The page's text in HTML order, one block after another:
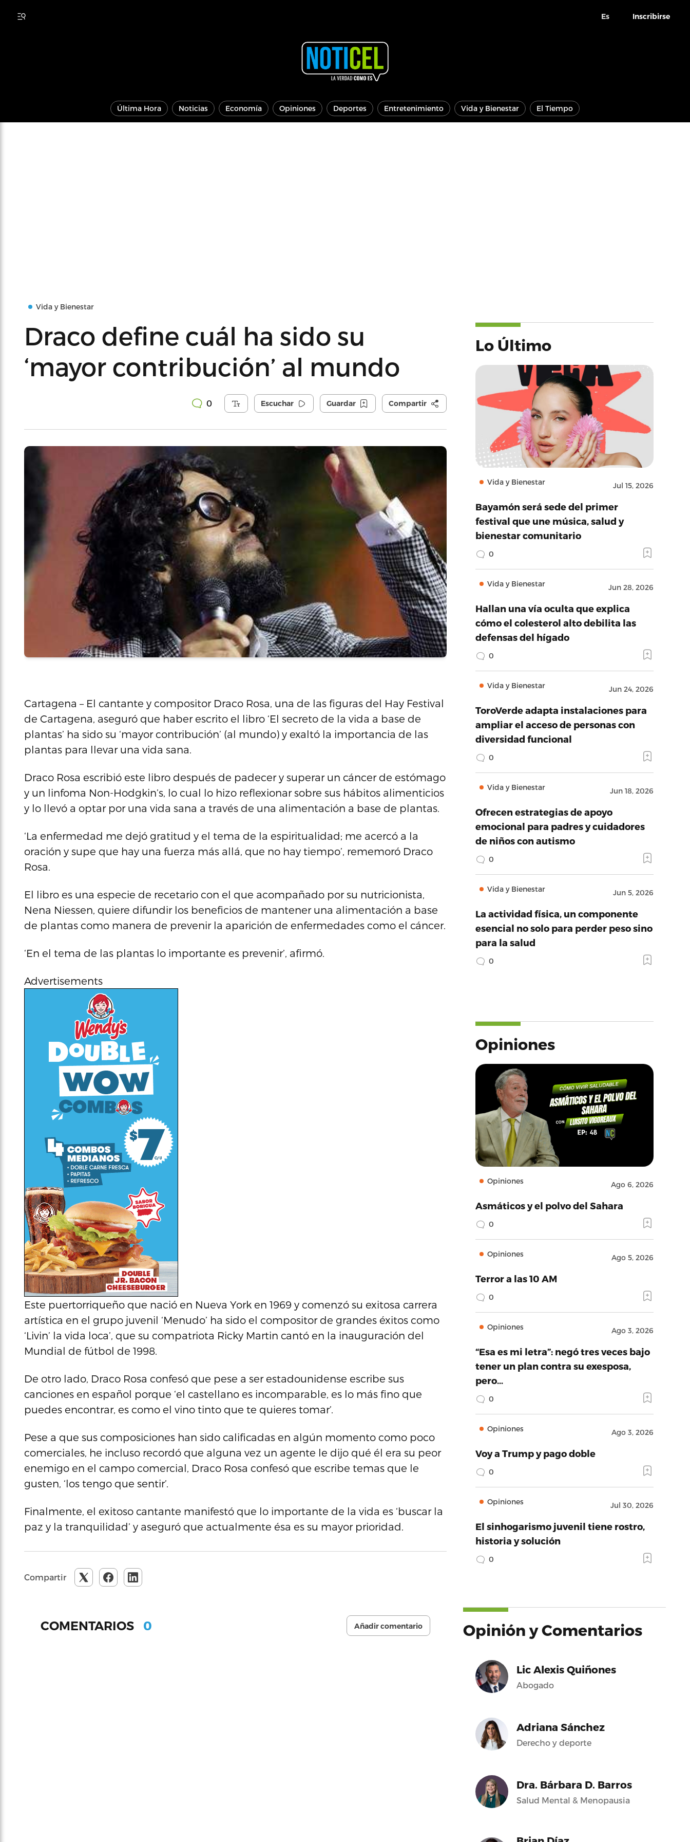
Es Inscribirse
Última Hora Noticias Economía Opiniones Deportes Entretenimiento Vida y Bienestar El Tiempo
Vida y Bienestar
Draco define cuál ha sido su
‘mayor contribución’ al mundo
0 Escuchar Guardar Compartir
Cartagena – El cantante y compositor Draco Rosa, una de las figuras del Hay Festival
de Cartagena, aseguró que haber escrito el libro ‘El secreto de la vida a base de
plantas’ ha sido su ‘mayor contribución’ (al mundo) y exaltó la importancia de las
plantas para llevar una vida sana.
Draco Rosa escribió este libro después de padecer y superar un cáncer de estómago
y un linfoma Non-Hodgkin’s, lo cual lo hizo reflexionar sobre sus hábitos alimenticios
y lo llevó a optar por una vida sana a través de una alimentación a base de plantas.
‘La enfermedad me dejó gratitud y el tema de la espiritualidad; me acercó a la
oración y supe que hay una fuerza más allá, que no hay tiempo’, rememoró Draco
Rosa.
El libro es una especie de recetario con el que acompañado por su nutricionista,
Nena Niessen, quiere difundir los beneficios de mantener una alimentación a base
de plantas como manera de prevenir la aparición de enfermedades como el cáncer.
‘En el tema de las plantas lo importante es prevenir’, afirmó.
Advertisements
Este puertorriqueño que nació en Nueva York en 1969 y comenzó su exitosa carrera
artística en el grupo juvenil ‘Menudo’ ha sido el compositor de grandes éxitos como
‘Livin’ la vida loca’, que su compatriota Ricky Martin cantó en la inauguración del
Mundial de fútbol de 1998.
De otro lado, Draco Rosa confesó que pese a ser estadounidense escribe sus
canciones en español porque ‘el castellano es incomparable, es lo más fino que
puedes encontrar, es como el vino tinto que te quieres tomar’.
Pese a que sus composiciones han sido calificadas en algún momento como poco
comerciales, he incluso recordó que alguna vez un agente le dijo qué él era su peor
enemigo en el campo comercial, Draco Rosa confesó que escribe temas que le
gusten, ‘los tengo que sentir’.
Finalmente, el exitoso cantante manifestó que lo importante de la vida es ‘buscar la
paz y la tranquilidad’ y aseguró que actualmente ésa es su mayor prioridad.
Compartir
COMENTARIOS 0 Añadir comentario
Lo Último
Vida y Bienestar Jul 15, 2026
Bayamón será sede del primer
festival que une música, salud y
bienestar comunitario
0
Vida y Bienestar Jun 28, 2026
Hallan una vía oculta que explica
cómo el colesterol alto debilita las
defensas del hígado
0
Vida y Bienestar Jun 24, 2026
ToroVerde adapta instalaciones para
ampliar el acceso de personas con
diversidad funcional
0
Vida y Bienestar Jun 18, 2026
Ofrecen estrategias de apoyo
emocional para padres y cuidadores
de niños con autismo
0
Vida y Bienestar Jun 5, 2026
La actividad física, un componente
esencial no solo para perder peso sino
para la salud
0
Opiniones
Opiniones Ago 6, 2026
Asmáticos y el polvo del Sahara
0
Opiniones Ago 5, 2026
Terror a las 10 AM
0
Opiniones Ago 3, 2026
“Esa es mi letra”: negó tres veces bajo
tener un plan contra su exesposa,
pero…
0
Opiniones Ago 3, 2026
Voy a Trump y pago doble
0
Opiniones Jul 30, 2026
El sinhogarismo juvenil tiene rostro,
historia y solución
0
Opinión y Comentarios
Lic Alexis Quiñones
Abogado
Adriana Sánchez
Derecho y deporte
Dra. Bárbara D. Barros
Salud Mental & Menopausia